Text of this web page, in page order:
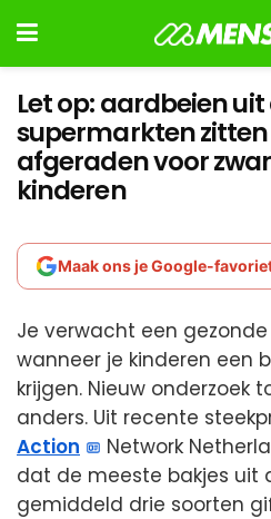
Let op: aardbeien uit
supermarkten
afgeraden voor
kinderen
Maak ons je Google-
Je verwacht een
wanneer je kinderen een
krijgen. Nieuw onderzoek
anders. Uit recente
Action
Network
dat de meeste bakjes uit
gemiddeld drie soorten